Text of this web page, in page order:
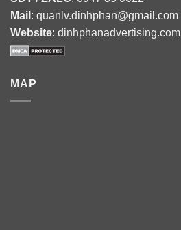
Mail : quanlv.dinhphan@gmail.com
Website: dinhphanadvertising.com
MAP